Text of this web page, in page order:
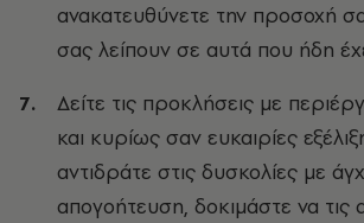
ανακατευθύνετε την προσοχή
σας λείπουν σε αυτά που ήδη
Δείτε τις προκλήσεις με
και κυρίως σαν ευκαιρίες
αντιδράτε στις δυσκολίες με
απογοήτευση, δοκιμάστε να τις